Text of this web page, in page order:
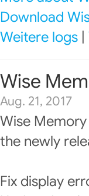
Download
Weitere logs
Wise
Aug. 21, 2017
Wise
the newly
Fix display